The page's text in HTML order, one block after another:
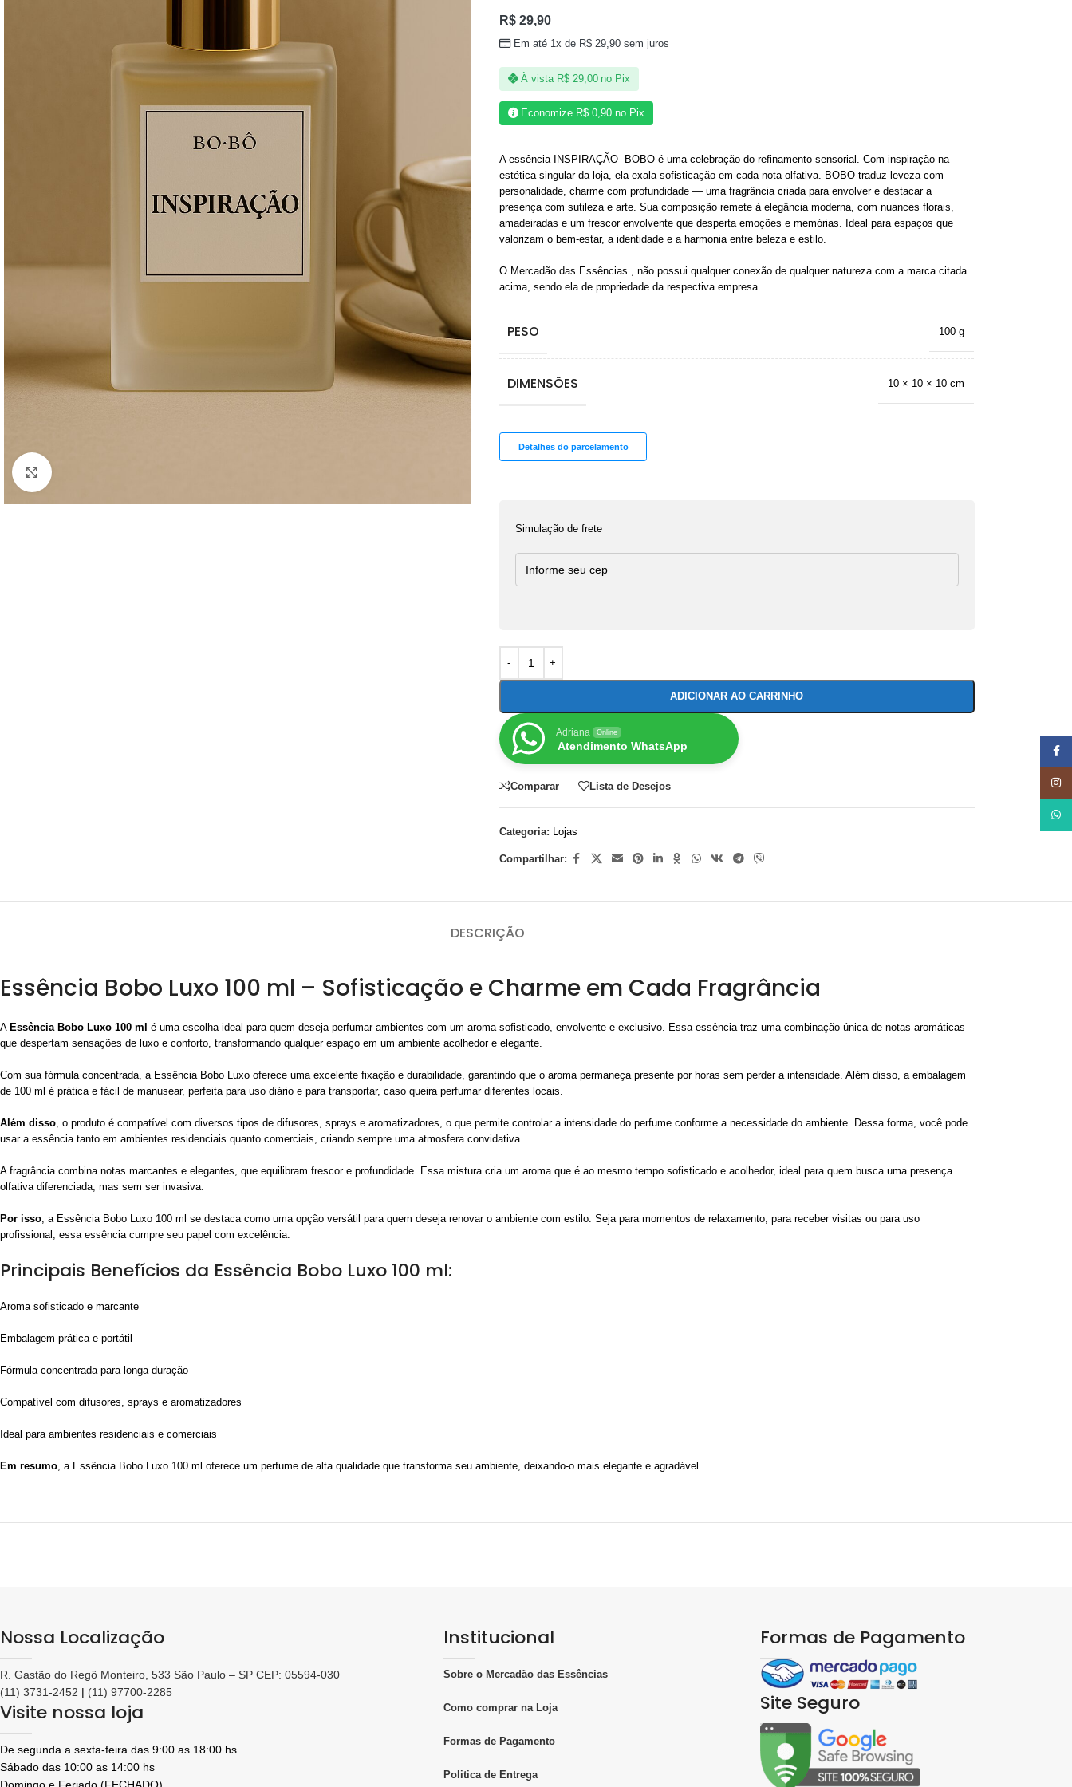
R$29,90
Em até 1x de R$ 29,90 sem juros
À vista R$29,00 no Pix
Economize R$ 0,90 no Pix
A essência INSPIRAÇÃO BOBO é uma celebração do refinamento sensorial. Com inspiração na
estética singular da loja, ela exala sofisticação em cada nota olfativa. BOBO traduz leveza com
personalidade, charme com profundidade — uma fragrância criada para envolver e destacar a
presença com sutileza e arte. Sua composição remete à elegância moderna, com nuances florais,
amadeiradas e um frescor envolvente que desperta emoções e memórias. Ideal para espaços que
valorizam o bem-estar, a identidade e a harmonia entre beleza e estilo.
O Mercadão das Essências , não possui qualquer conexão de qualquer natureza com a marca citada
acima, sendo ela de propriedade da respectiva empresa.
PESO 100 g
DIMENSÕES 10 × 10 × 10 cm
Detalhes do parcelamento
Simulação de frete
ADICIONAR AO CARRINHO
Adriana Online
Atendimento WhatsApp
Comparar Lista de Desejos
Categoria: Lojas
Compartilhar:
DESCRIÇÃO
Essência Bobo Luxo 100 ml – Sofisticação e Charme em Cada Fragrância
A Essência Bobo Luxo 100 ml é uma escolha ideal para quem deseja perfumar ambientes com um aroma sofisticado, envolvente e exclusivo. Essa essência traz uma combinação única de notas aromáticas
que despertam sensações de luxo e conforto, transformando qualquer espaço em um ambiente acolhedor e elegante.
Com sua fórmula concentrada, a Essência Bobo Luxo oferece uma excelente fixação e durabilidade, garantindo que o aroma permaneça presente por horas sem perder a intensidade. Além disso, a embalagem
de 100 ml é prática e fácil de manusear, perfeita para uso diário e para transportar, caso queira perfumar diferentes locais.
Além disso, o produto é compatível com diversos tipos de difusores, sprays e aromatizadores, o que permite controlar a intensidade do perfume conforme a necessidade do ambiente. Dessa forma, você pode
usar a essência tanto em ambientes residenciais quanto comerciais, criando sempre uma atmosfera convidativa.
A fragrância combina notas marcantes e elegantes, que equilibram frescor e profundidade. Essa mistura cria um aroma que é ao mesmo tempo sofisticado e acolhedor, ideal para quem busca uma presença
olfativa diferenciada, mas sem ser invasiva.
Por isso, a Essência Bobo Luxo 100 ml se destaca como uma opção versátil para quem deseja renovar o ambiente com estilo. Seja para momentos de relaxamento, para receber visitas ou para uso
profissional, essa essência cumpre seu papel com excelência.
Principais Benefícios da Essência Bobo Luxo 100 ml:
Aroma sofisticado e marcante
Embalagem prática e portátil
Fórmula concentrada para longa duração
Compatível com difusores, sprays e aromatizadores
Ideal para ambientes residenciais e comerciais
Em resumo, a Essência Bobo Luxo 100 ml oferece um perfume de alta qualidade que transforma seu ambiente, deixando-o mais elegante e agradável.
Nossa Localização
R. Gastão do Regô Monteiro, 533 São Paulo – SP CEP: 05594-030
(11) 3731-2452 | (11) 97700-2285
Visite nossa loja
De segunda a sexta-feira das 9:00 as 18:00 hs
Sábado das 10:00 as 14:00 hs
Institucional
Sobre o Mercadão das Essências
Como comprar na Loja
Formas de Pagamento
Politica de Entrega
Formas de Pagamento
Site Seguro